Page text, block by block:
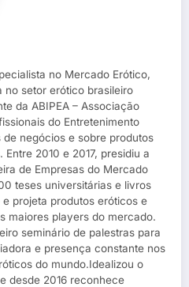
no Mercado Erótico,
no setor erótico brasileiro
da ABIPEA – Associação
do Entretenimento
negócios e sobre produtos
2010 e 2017, presidiu a
de Empresas do Mercado
teses universitárias e livros
projeta produtos eróticos e
maiores players do mercado.
seminário de palestras para
e presença constante nos
do mundo.Idealizou o
desde 2016 reconhece